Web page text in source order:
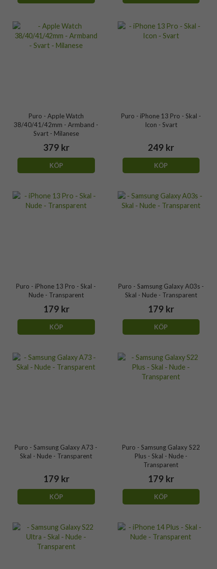
Puro - Apple Watch
38/40/41/42mm - Armband -
Svart - Milanese
379 kr
KÖP
Puro - iPhone 13 Pro - Skal -
Icon - Svart
249 kr
KÖP
Puro - iPhone 13 Pro - Skal -
Nude - Transparent
179 kr
KÖP
Puro - Samsung Galaxy A03s -
Skal - Nude - Transparent
179 kr
KÖP
Puro - Samsung Galaxy A73 -
Skal - Nude - Transparent
179 kr
KÖP
Puro - Samsung Galaxy S22
Plus - Skal - Nude -
Transparent
179 kr
KÖP